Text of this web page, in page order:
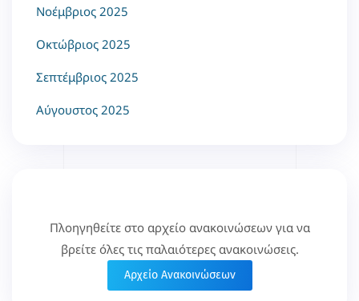
Νοέμβριος 2025
Οκτώβριος 2025
Σεπτέμβριος 2025
Αύγουστος 2025
Πλοηγηθείτε στο αρχείο ανακοινώσεων για να
βρείτε όλες τις παλαιότερες ανακοινώσεις.
Αρχείο Ανακοινώσεων